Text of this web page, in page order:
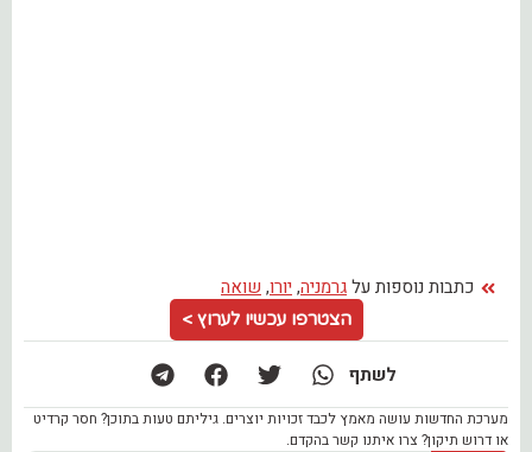
כתבות נוספות עלגרמניה, יורו, שואה
הצטרפו עכשיו לערוץ >
לשתף
מערכת החדשות עושה מאמץ לכבד זכויות יוצרים. גיליתם טעות בתוכן? חסר קרדיט
או דרוש תיקון? צרו איתנו קשר בהקדם.